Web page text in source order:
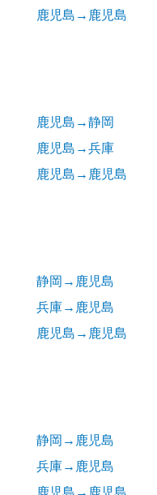
鹿児島→鹿児島
鹿児島→静岡
鹿児島→兵庫
鹿児島→鹿児島
静岡→鹿児島
兵庫→鹿児島
鹿児島→鹿児島
静岡→鹿児島
兵庫→鹿児島